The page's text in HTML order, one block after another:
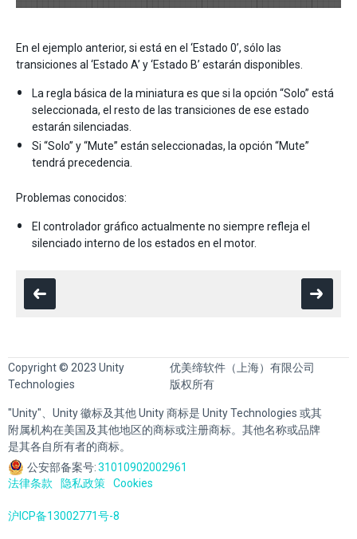
En el ejemplo anterior, si está en el ‘Estado 0’, sólo las
transiciones al ‘Estado A’ y ‘Estado B’ estarán disponibles.
La regla básica de la miniatura es que si la opción “Solo” está
seleccionada, el resto de las transiciones de ese estado
estarán silenciadas.
Si “Solo” y “Mute” están seleccionadas, la opción “Mute”
tendrá precedencia.
Problemas conocidos:
El controlador gráfico actualmente no siempre refleja el
silenciado interno de los estados en el motor.
Copyright © 2023 Unity
Technologies
优美缔软件（上海）有限公司
版权所有
"Unity"、Unity 徽标及其他 Unity 商标是 Unity Technologies 或其
附属机构在美国及其他地区的商标或注册商标。其他名称或品牌
是其各自所有者的商标。
公安部备案号:31010902002961
法律条款
隐私政策 Cookies
沪ICP备13002771号-8